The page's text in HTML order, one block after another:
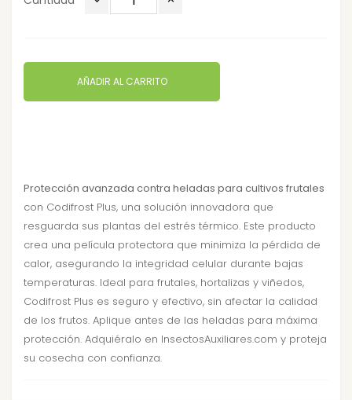
AÑADIR AL CARRITO
Protección avanzada contra heladas para cultivos frutales
con Codifrost Plus, una solución innovadora que
resguarda sus plantas del estrés térmico. Este producto
crea una película protectora que minimiza la pérdida de
calor, asegurando la integridad celular durante bajas
temperaturas. Ideal para frutales, hortalizas y viñedos,
Codifrost Plus es seguro y efectivo, sin afectar la calidad
de los frutos. Aplique antes de las heladas para máxima
protección. Adquiéralo en InsectosAuxiliares.com y proteja
su cosecha con confianza.